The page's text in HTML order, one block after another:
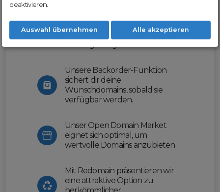
erleichtern wir dir den
Domainhandel und bieten dir
vielseitige Möglichkeiten.
Unsere Backorder-Funktion
sichert dir deine
Wunschdomains, sobald sie
verfügbar werden.
Unser Open Domain Market
eignet sich optimal, um
wertvolle Domains anzubieten.
Mit Redomain präsentieren wir
eine attraktive Option zu
deaktivieren.
Auswahl übernehmen Alle akzeptieren